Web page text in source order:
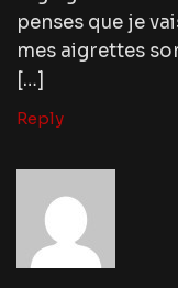
penses que je
mes aigrettes
[…]
Reply